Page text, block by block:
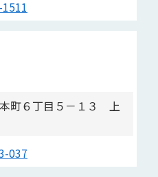
町６丁目５－１３ 上
037